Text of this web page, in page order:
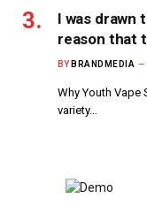
I was drawn
reason that
BY BRANDMEDIA
Why Youth Vape
variety…